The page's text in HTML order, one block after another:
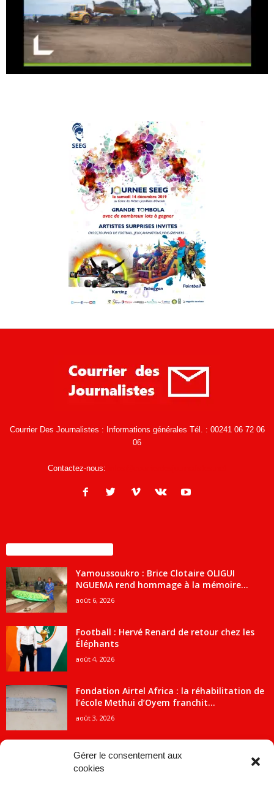
Gérer le consentement aux
cookies
Courrier Des Journalistes : Informations générales Tél. : 00241 06 72 06
06
Contactez-nous:
Yamoussoukro : Brice Clotaire OLIGUI
NGUEMA rend hommage à la mémoire...
août 6, 2026
Football : Hervé Renard de retour chez les
Éléphants
août 4, 2026
Fondation Airtel Africa : la réhabilitation de
l’école Methui d’Oyem franchit...
août 3, 2026
CATÉGORIE POPULAIRE